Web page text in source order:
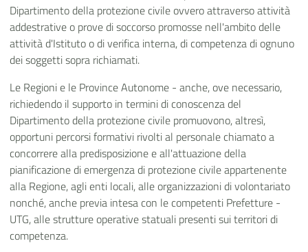
Dipartimento della protezione civile ovvero attraverso attività
addestrative o prove di soccorso promosse nell'ambito delle
attività d'Istituto o di verifica interna, di competenza di ognuno
dei soggetti sopra richiamati.
Le Regioni e le Province Autonome - anche, ove necessario,
richiedendo il supporto in termini di conoscenza del
Dipartimento della protezione civile promuovono, altresì,
opportuni percorsi formativi rivolti al personale chiamato a
concorrere alla predisposizione e all'attuazione della
pianificazione di emergenza di protezione civile appartenente
alla Regione, agli enti locali, alle organizzazioni di volontariato
nonché, anche previa intesa con le competenti Prefetture -
UTG, alle strutture operative statuali presenti sui territori di
competenza.